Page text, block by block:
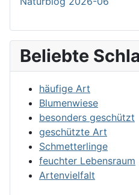
Beliebte
häufige Art
Blumenwiese
besonders geschützt
geschützte Art
Schmetterlinge
feuchter Lebensraum
Artenvielfalt